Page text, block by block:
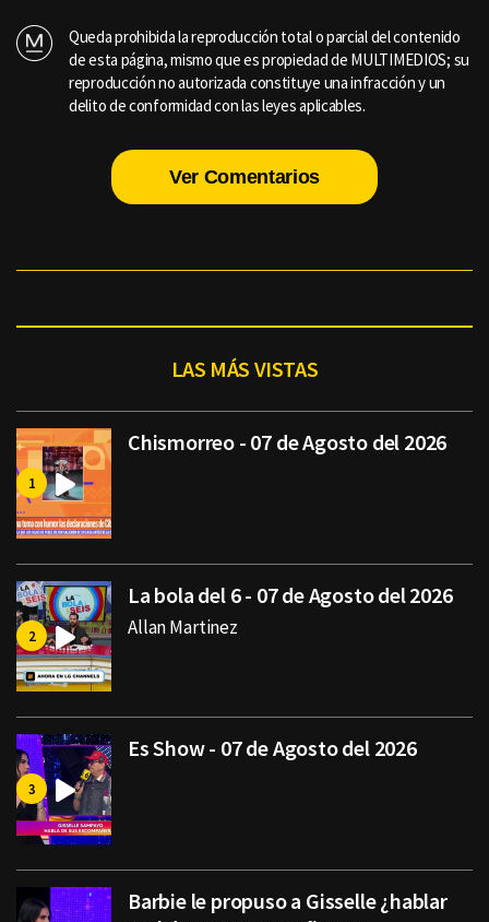
Queda prohibida la reproducción total o parcial del contenido
de esta página, mismo que es propiedad de MULTIMEDIOS; su
reproducción no autorizada constituye una infracción y un
delito de conformidad con las leyes aplicables.
Ver Comentarios
LAS MÁS VISTAS
Chismorreo - 07 de Agosto del 2026
La bola del 6 - 07 de Agosto del 2026
Allan Martinez
Es Show - 07 de Agosto del 2026
Barbie le propuso a Gisselle ¿hablar